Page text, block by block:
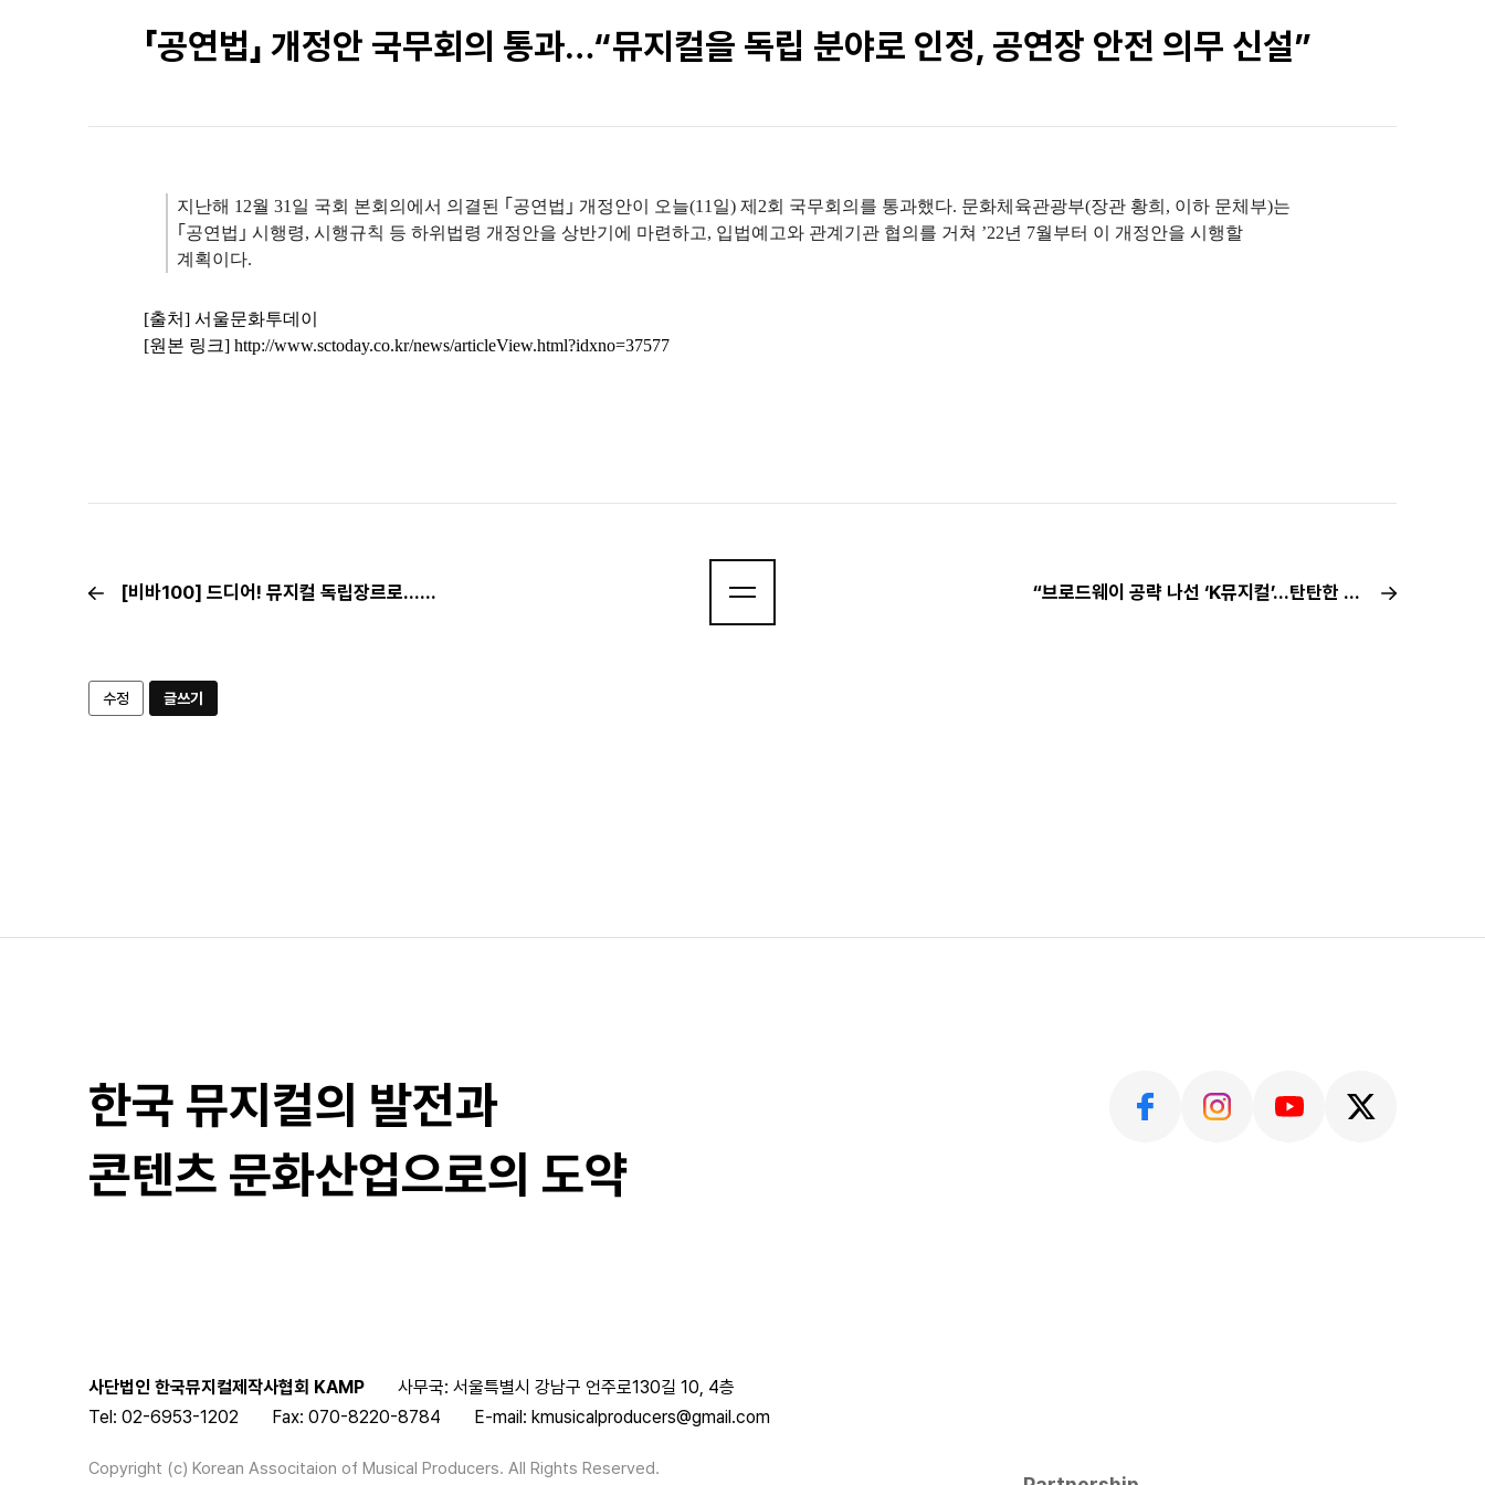
「공연법」 개정안 국무회의 통과…“뮤지컬을 독립 분야로 인정, 공연장 안전 의무 신설”
지난해 12월 31일 국회 본회의에서 의결된 ｢공연법｣ 개정안이 오늘(11일) 제2회 국무회의를 통과했다. 문화체육관광부(장관 황희, 이하 문체부)는
｢공연법｣ 시행령, 시행규칙 등 하위법령 개정안을 상반기에 마련하고, 입법예고와 관계기관 협의를 거쳐 ’22년 7월부터 이 개정안을 시행할
계획이다.
[출처] 서울문화투데이
[원본 링크] http://www.sctoday.co.kr/news/articleView.html?idxno=37577
[비바100] 드디어! 뮤지컬 독립장르로…향후 행보는? “브로드웨이 공략 나선 ‘K뮤지컬’…탄탄한 스토리·기획력이 밑바탕”
수정 글쓰기
한국 뮤지컬의 발전과
콘텐츠 문화산업으로의 도약
사단법인 한국뮤지컬제작사협회 KAMP
사무국: 서울특별시 강남구 언주로130길 10, 4층
Tel: 02-6953-1202
Fax: 070-8220-8784 E-mail: kmusicalproducers@gmail.com
Copyright (c) Korean Associtaion of Musical Producers. All Rights Reserved.